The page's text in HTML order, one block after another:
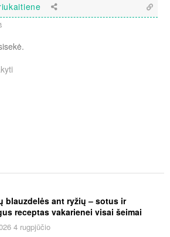
blauzdelės ant ryžių – sotus ir
receptas vakarienei visai šeimai
4 rugpjūčio